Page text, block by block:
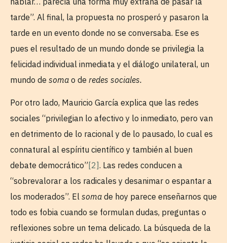
tarde”. Al final, la propuesta no prosperó y pasaron la
tarde en un evento donde no se conversaba. Ese es
pues el resultado de un mundo donde se privilegia la
felicidad individual inmediata y el diálogo unilateral, un
mundo de soma o de redes sociales.
Por otro lado, Mauricio García explica que las redes
sociales “privilegian lo afectivo y lo inmediato, pero van
en detrimento de lo racional y de lo pausado, lo cual es
connatural al espíritu científico y también al buen
debate democrático”[2]. Las redes conducen a
“sobrevalorar a los radicales y desanimar o espantar a
los moderados”. El soma de hoy parece enseñarnos que
todo es fobia cuando se formulan dudas, preguntas o
reflexiones sobre un tema delicado. La búsqueda de la